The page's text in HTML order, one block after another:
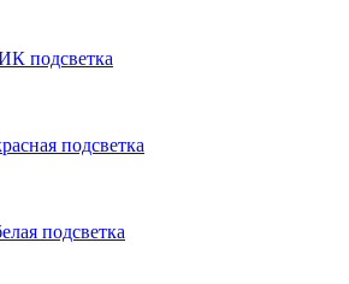
подсветка
подсветка
подсветка